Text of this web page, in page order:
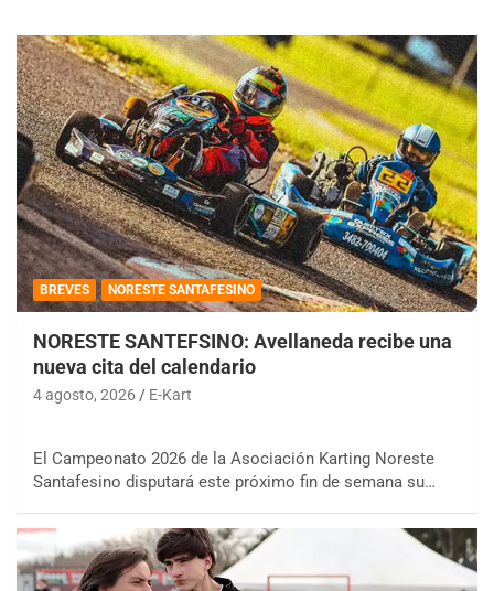
BREVES NORESTE SANTAFESINO
NORESTE SANTEFSINO: Avellaneda recibe una
nueva cita del calendario
4 agosto, 2026 E-Kart
El Campeonato 2026 de la Asociación Karting Noreste
Santafesino disputará este próximo fin de semana su…